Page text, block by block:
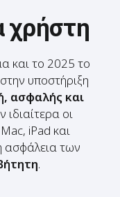
και το 2025 το
ασφαλής και
οι
iPad και
ασφάλεια των
.